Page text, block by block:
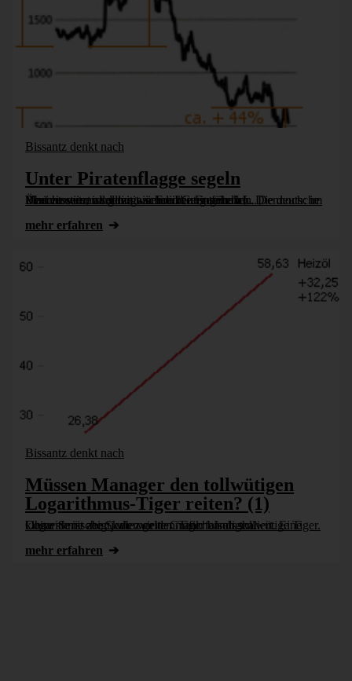
Bissantz denkt nach
Unter Piratenflagge segeln
Pirat zu sein, ist derzeit ziemlich ungefährlich. Die deutsche Marine wetzt allerdings schon die Enterhaken. Dennoch: im Berichtswesen sollten wir Freibeuter sein. In Übereinstimmung mit niemand Geringerem [...]
mehr erfahren
Bissantz denkt nach
Müssen Manager den tollwütigen
Logarithmus-Tiger reiten? (1)
Logarithmische Skalen gelten manchen als tollwütige Tiger. Ohne sie ist aber jede zweite Grafik falsch skaliert. Eine kleine Serie zeigt, wie wir den Tiger bändigen.
mehr erfahren